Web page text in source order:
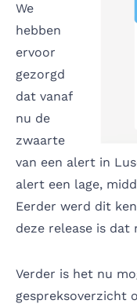
We
hebben
ervoor
gezorgd
dat vanaf
nu de
zwaarte
van een alert in
alert een lage,
Eerder werd dit
deze release is dat
Verder is het nu
gespreksoverzicht